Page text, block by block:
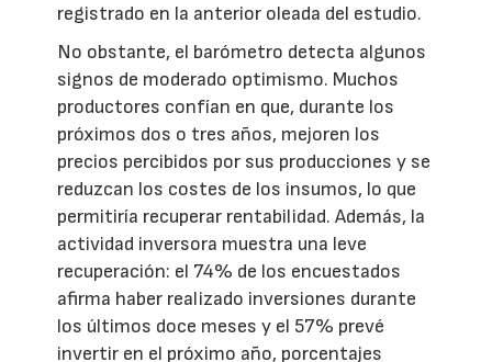
registrado en la anterior oleada del estudio.
No obstante, el barómetro detecta algunos
signos de moderado optimismo. Muchos
productores confían en que, durante los
próximos dos o tres años, mejoren los
precios percibidos por sus producciones y se
reduzcan los costes de los insumos, lo que
permitiría recuperar rentabilidad. Además, la
actividad inversora muestra una leve
recuperación: el 74% de los encuestados
afirma haber realizado inversiones durante
los últimos doce meses y el 57% prevé
invertir en el próximo año, porcentajes